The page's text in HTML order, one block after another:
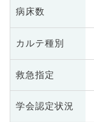
病床数
カルテ種別
救急指定
学会認定状況